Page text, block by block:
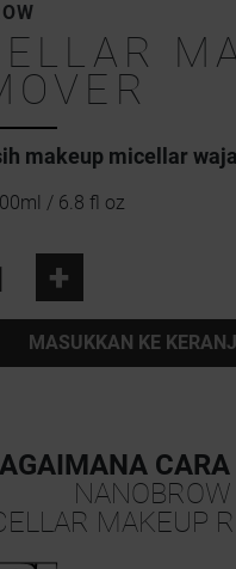
makeup micellar
/ 6.8 fl oz
+
MASUKKAN KE
NANOBROW
MAKEUP